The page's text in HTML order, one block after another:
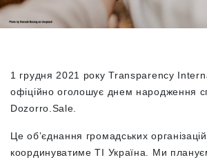
1 грудня 2021 року Transparency
офіційно оголошує днем народження
Dozorro.Sale.
Це об’єднання громадських
координуватиме ТІ Україна. Ми